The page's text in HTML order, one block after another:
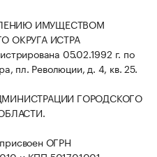
ИМУЩЕСТВОМ
ОКРУГА ИСТРА
05.02.1992 г. по
пл. Революции, д. 4, кв. 25.
ГОРОДСКОГО
ОГРН